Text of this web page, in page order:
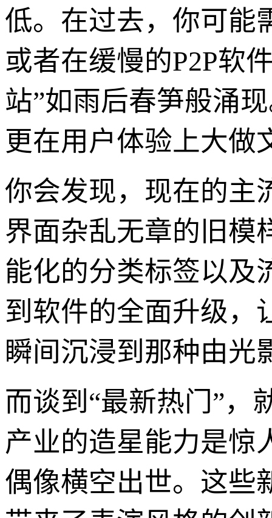
低。在过去，你可能
或者在缓慢的P2P软
站”如雨后春笋般涌
更在用户体验上大做
你会发现，现在的主
界面杂乱无章的旧模
能化的分类标签以及
到软件的全面升级，
瞬间沉浸到那种由光
而谈到“最新热门”，
产业的造星能力是惊
偶像横空出世。这些